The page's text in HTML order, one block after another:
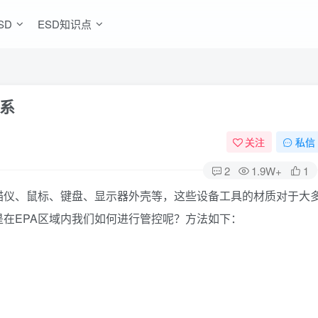
ESD知识点
关注 私信
2 1.9W+ 1
、鼠标、键盘、显示器外壳等，这些设备工具的材质对于大
EPA区域内我们如何进行管控呢？方法如下：